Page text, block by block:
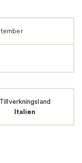
Tillverkningsland
Italien